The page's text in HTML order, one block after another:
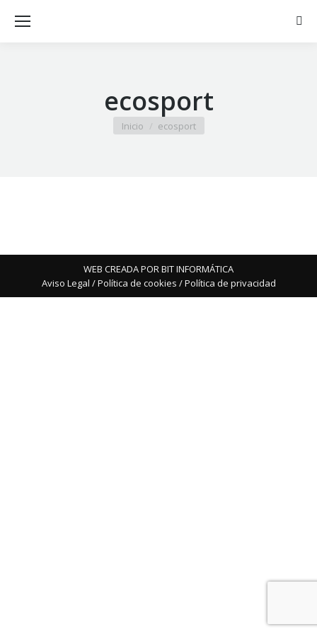
ecosport
Estás aquí:
Inicio ecosport
WEB CREADA POR BIT INFORMÁTICA
Aviso Legal /Política de cookies /Política de privacidad